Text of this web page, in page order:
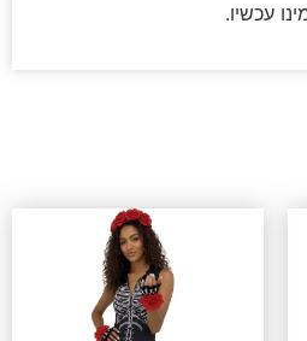
עכשיו.